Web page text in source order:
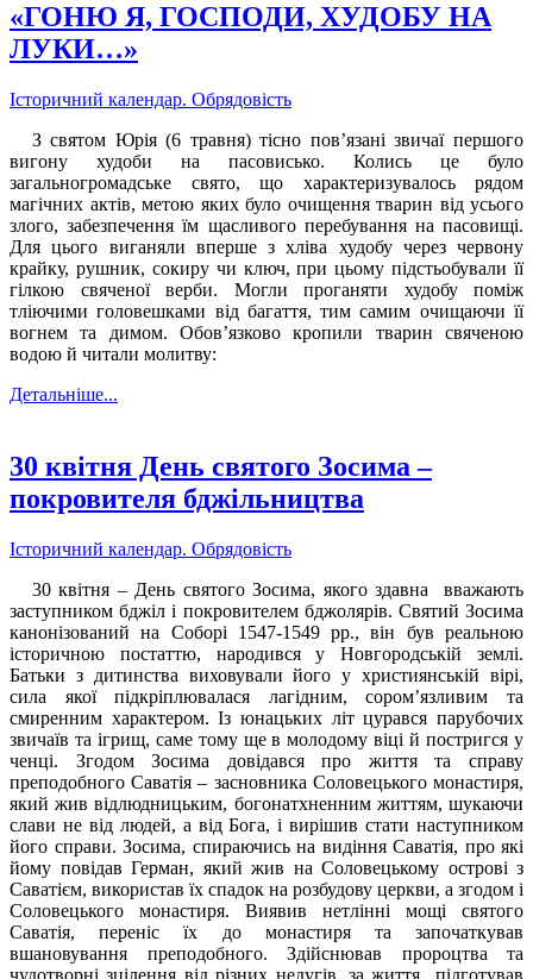
«ГОНЮ Я, ГОСПОДИ, ХУДОБУ НА
ЛУКИ…»
Історичний календар. Обрядовість
З святом Юрія (6 травня) тісно пов’язані звичаї першого
вигону худоби на пасовисько. Колись це було
загальногромадське свято, що характеризувалось рядом
магічних актів, метою яких було очищення тварин від усього
злого, забезпечення їм щасливого перебування на пасовищі.
Для цього виганяли вперше з хліва худобу через червону
крайку, рушник, сокиру чи ключ, при цьому підстьобували її
гілкою свяченої верби. Могли проганяти худобу поміж
тліючими головешками від багаття, тим самим очищаючи її
вогнем та димом. Обов’язково кропили тварин свяченою
водою й читали молитву:
Детальніше...
30 квітня День святого Зосима –
покровителя бджільництва
Історичний календар. Обрядовість
30 квітня – День святого Зосима, якого здавна вважають
заступником бджіл і покровителем бджолярів. Святий Зосима
канонізований на Соборі 1547-1549 рр., він був реальною
історичною постаттю, народився у Новгородській землі.
Батьки з дитинства виховували його у християнській вірі,
сила якої підкріплювалася лагідним, сором’язливим та
смиренним характером. Із юнацьких літ цурався парубочих
звичаїв та ігрищ, саме тому ще в молодому віці й постригся у
ченці. Згодом Зосима довідався про життя та справу
преподобного Саватія – засновника Соловецького монастиря,
який жив відлюдницьким, богонатхненним життям, шукаючи
слави не від людей, а від Бога, і вирішив стати наступником
його справи. Зосима, спираючись на видіння Саватія, про які
йому повідав Герман, який жив на Соловецькому острові з
Саватієм, використав їх спадок на розбудову церкви, а згодом і
Соловецького монастиря. Виявив нетлінні мощі святого
Саватія, переніс їх до монастиря та започаткував
вшановування преподобного. Здійснював пророцтва та
чудотворні зцілення від різних недугів, за життя підготував